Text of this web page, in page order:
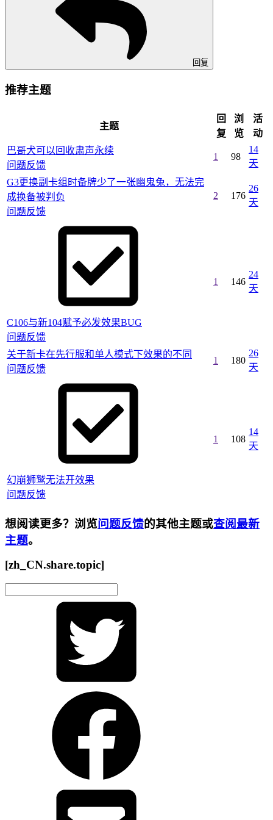
回复
推荐主题
主题
回
复
浏
览
活
动
巴哥犬可以回收肃声永续
问题反馈
1 98
14
天
G3更换副卡组时备牌少了一张幽鬼兔，无法完
成换备被判负
问题反馈
2 176
26
天
C106与新104赋予必发效果BUG
问题反馈
1 146
24
天
关于新卡在先行服和单人模式下效果的不同
问题反馈
1 180
26
天
幻崩狮鹫无法开效果
问题反馈
1 108
14
天
想阅读更多？浏览问题反馈的其他主题或查阅最新
主题。
[zh_CN.share.topic]